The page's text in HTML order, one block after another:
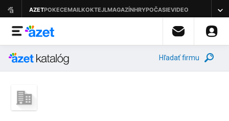
Hľadať firmu